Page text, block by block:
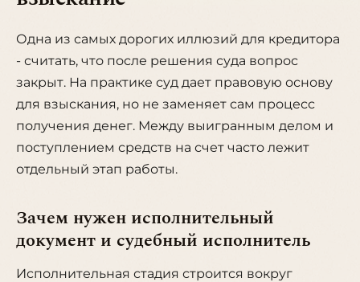
Одна из самых дорогих иллюзий для кредитора
- считать, что после решения суда вопрос
закрыт. На практике суд дает правовую основу
для взыскания, но не заменяет сам процесс
получения денег. Между выигранным делом и
поступлением средств на счет часто лежит
отдельный этап работы.
Зачем нужен исполнительный
документ и судебный исполнитель
Исполнительная стадия строится вокруг